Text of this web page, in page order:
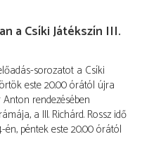
a Csíki Játékszín III.
sorozatot a Csíki
este 20.00 órától újra
rendezésében
a III. Richárd. Rossz idő
péntek este 20.00 órától